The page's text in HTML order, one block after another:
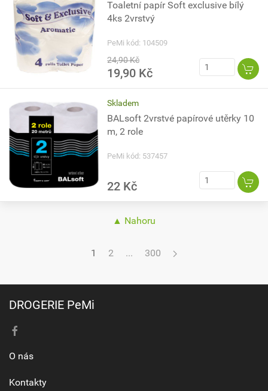
Toaletní papír Soft exclusive bílý
4ks 2vrstvý
PeMi kód: 104509
24,90 Kč
19,90 Kč
Skladem
BALsoft 2vrstvé papírové utěrky 10
m, 2 role
PeMi kód: 537457
22 Kč
▲ Nahoru
1 2 ... 300
DROGERIE PeMi
O nás
Kontakty